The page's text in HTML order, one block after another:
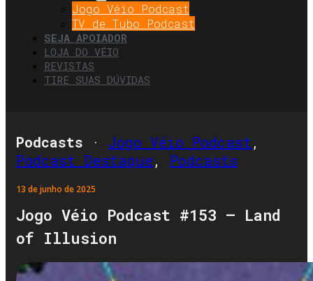
Jogo Véio Podcast
TV de Tubo Podcast
SEJA APOIADOR
LOJA DO VÉIO
REVISTAS
TIRE SUAS DÚVIDAS
Podcasts · Jogo Véio Podcast,
Podcast Destaque, Podcasts
13 de junho de 2025
Jogo Véio Podcast #153 – Land
of Illusion